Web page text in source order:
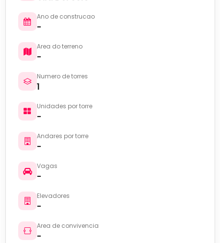
Ano de construcao
-
Area do terreno
-
Numero de torres
1
Unidades por torre
-
Andares por torre
-
Vagas
-
Elevadores
-
Area de convivencia
-